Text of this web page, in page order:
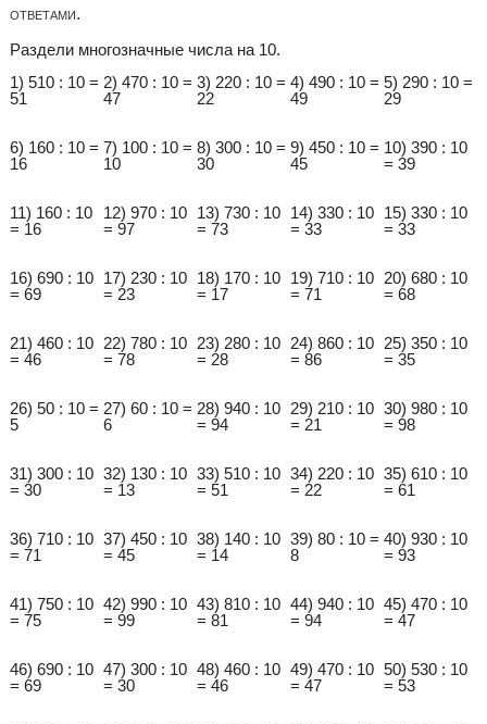
ответами.
Раздели многозначные числа на 10.
1) 510 : 10 =
51
2) 470 : 10 =
47
3) 220 : 10 =
22
4) 490 : 10 =
49
5) 290 : 10 =
29
6) 160 : 10 =
16
7) 100 : 10 =
10
8) 300 : 10 =
30
9) 450 : 10 =
45
10) 390 : 10
= 39
11) 160 : 10
= 16
12) 970 : 10
= 97
13) 730 : 10
= 73
14) 330 : 10
= 33
15) 330 : 10
= 33
16) 690 : 10
= 69
17) 230 : 10
= 23
18) 170 : 10
= 17
19) 710 : 10
= 71
20) 680 : 10
= 68
21) 460 : 10
= 46
22) 780 : 10
= 78
23) 280 : 10
= 28
24) 860 : 10
= 86
25) 350 : 10
= 35
26) 50 : 10 =
5
27) 60 : 10 =
6
28) 940 : 10
= 94
29) 210 : 10
= 21
30) 980 : 10
= 98
31) 300 : 10
= 30
32) 130 : 10
= 13
33) 510 : 10
= 51
34) 220 : 10
= 22
35) 610 : 10
= 61
36) 710 : 10
= 71
37) 450 : 10
= 45
38) 140 : 10
= 14
39) 80 : 10 =
8
40) 930 : 10
= 93
41) 750 : 10
= 75
42) 990 : 10
= 99
43) 810 : 10
= 81
44) 940 : 10
= 94
45) 470 : 10
= 47
46) 690 : 10
= 69
47) 300 : 10
= 30
48) 460 : 10
= 46
49) 470 : 10
= 47
50) 530 : 10
= 53